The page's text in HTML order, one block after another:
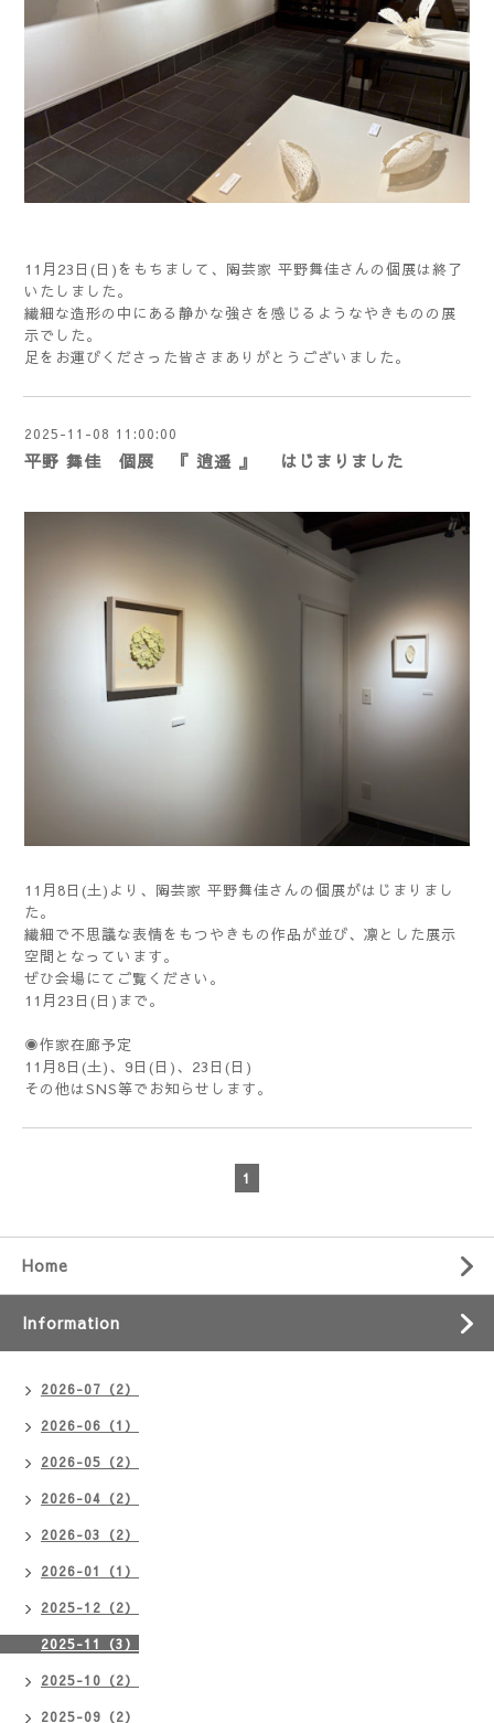
11月23日(日)をもちまして、陶芸家 平野舞佳さんの個展は終了
いたしました。
繊細な造形の中にある静かな強さを感じるようなやきものの展
示でした。
足をお運びくださった皆さまありがとうございました。
2025-11-08 11:00:00
平野 舞佳 個展 『 逍遥 』 はじまりました
11月8日(土)より、陶芸家 平野舞佳さんの個展がはじまりまし
た。
繊細で不思議な表情をもつやきもの作品が並び、凛とした展示
空間となっています。
ぜひ会場にてご覧ください。
11月23日(日)まで。
◉作家在廊予定
11月8日(土)、9日(日)、23日(日)
その他はSNS等でお知らせします。
1
Home
Information
2026-07（2）
2026-06（1）
2026-05（2）
2026-04（2）
2026-03（2）
2026-01（1）
2025-12（2）
2025-11（3）
2025-10（2）
2025-09（2）